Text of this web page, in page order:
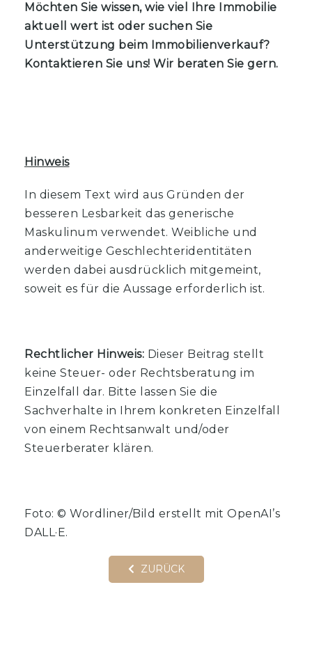
Möchten Sie wissen, wie viel Ihre Immobilie
aktuell wert ist oder suchen Sie
Unterstützung beim Immobilienverkauf?
Kontaktieren Sie uns! Wir beraten Sie gern.
Hinweis
In diesem Text wird aus Gründen der
besseren Lesbarkeit das generische
Maskulinum verwendet. Weibliche und
anderweitige Geschlechteridentitäten
werden dabei ausdrücklich mitgemeint,
soweit es für die Aussage erforderlich ist.
Rechtlicher Hinweis: Dieser Beitrag stellt
keine Steuer- oder Rechtsberatung im
Einzelfall dar. Bitte lassen Sie die
Sachverhalte in Ihrem konkreten Einzelfall
von einem Rechtsanwalt und/oder
Steuerberater klären.
Foto: © Wordliner/Bild erstellt mit OpenAI’s
DALL·E.
ZURÜCK